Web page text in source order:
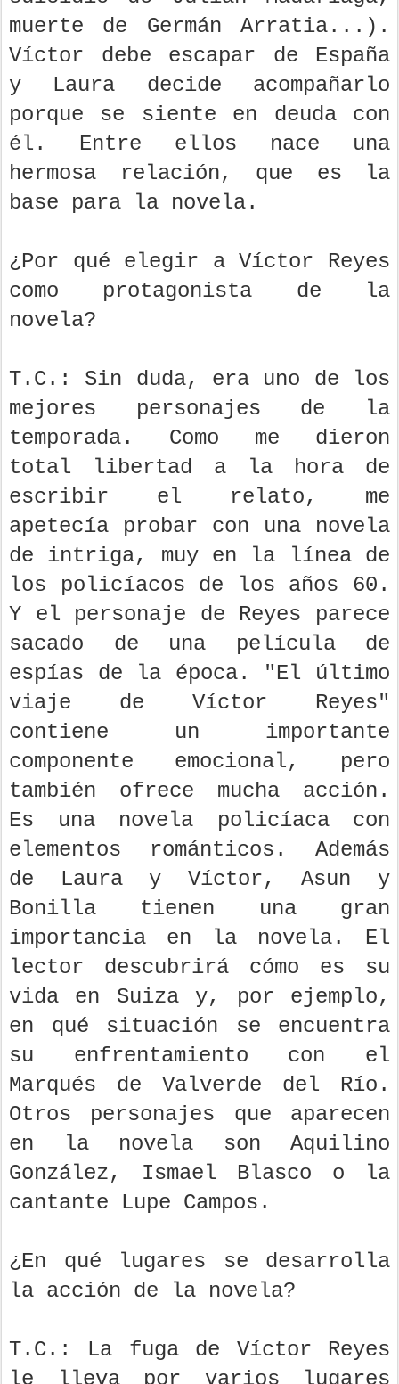
muerte de Germán Arratia...).
Víctor debe escapar de España
y Laura decide acompañarlo
porque se siente en deuda con
él. Entre ellos nace una
hermosa relación, que es la
base para la novela.
¿Por qué elegir a Víctor Reyes
como protagonista de la
novela?
T.C.: Sin duda, era uno de los
mejores personajes de la
temporada. Como me dieron
total libertad a la hora de
escribir el relato, me
apetecía probar con una novela
de intriga, muy en la línea de
los policíacos de los años 60.
Y el personaje de Reyes parece
sacado de una película de
espías de la época. "El último
viaje de Víctor Reyes"
contiene un importante
componente emocional, pero
también ofrece mucha acción.
Es una novela policíaca con
elementos románticos. Además
de Laura y Víctor, Asun y
Bonilla tienen una gran
importancia en la novela. El
lector descubrirá cómo es su
vida en Suiza y, por ejemplo,
en qué situación se encuentra
su enfrentamiento con el
Marqués de Valverde del Río.
Otros personajes que aparecen
en la novela son Aquilino
González, Ismael Blasco o la
cantante Lupe Campos.
¿En qué lugares se desarrolla
la acción de la novela?
T.C.: La fuga de Víctor Reyes
le lleva por varios lugares